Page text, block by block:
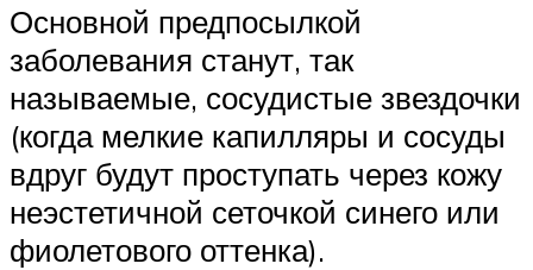
Основной предпосылкой
заболевания станут, так
называемые, сосудистые звездочки
(когда мелкие капилляры и сосуды
вдруг будут проступать через кожу
неэстетичной сеточкой синего или
фиолетового оттенка).